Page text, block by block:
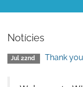
Notícies
Jul 22nd Thank